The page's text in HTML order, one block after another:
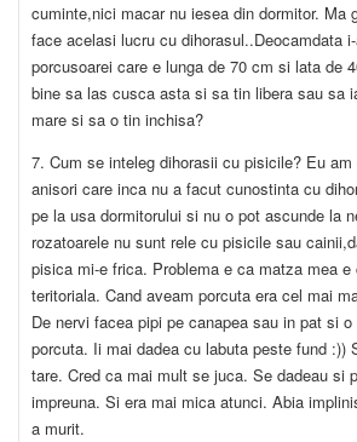
cuminte,nici macar nu iesea din dormitor. Ma
face acelasi lucru cu dihorasul..Deocamdata
porcusoarei care e lunga de 70 cm si lata de
bine sa las cusca asta si sa tin libera sau sa
mare si sa o tin inchisa?
7. Cum se inteleg dihorasii cu pisicile? Eu
anisori care inca nu a facut cunostinta cu
pe la usa dormitorului si nu o pot ascunde la
rozatoarele nu sunt rele cu pisicile sau
pisica mi-e frica. Problema e ca matza mea e
teritoriala. Cand aveam porcuta era cel mai
De nervi facea pipi pe canapea sau in pat si
porcuta. Ii mai dadea cu labuta peste fund :))
tare. Cred ca mai mult se juca. Se dadeau si
impreuna. Si era mai mica atunci. Abia
a murit.